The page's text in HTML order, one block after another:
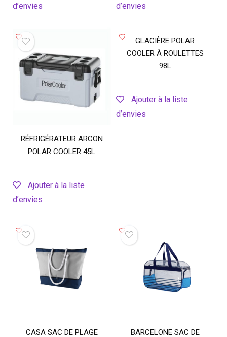
d’envies
d’envies
RÉFRIGÉRATEUR ARCON
POLAR COOLER 45L
Ajouter à la liste
d’envies
GLACIÈRE POLAR
COOLER À ROULETTES
98L
Ajouter à la liste
d’envies
CASA SAC DE PLAGE
BARCELONE SAC DE